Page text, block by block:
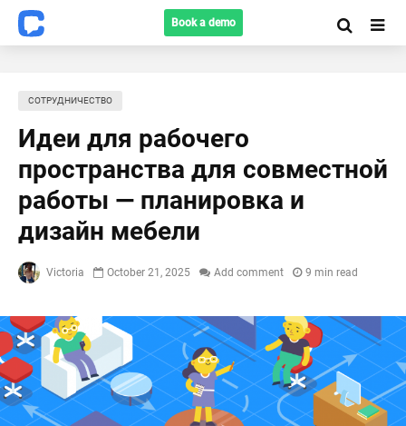
Book a demo
СОТРУДНИЧЕСТВО
Идеи для рабочего
пространства для совместной
работы — планировка и
дизайн мебели
Victoria October 21, 2025 Add comment 9 min read